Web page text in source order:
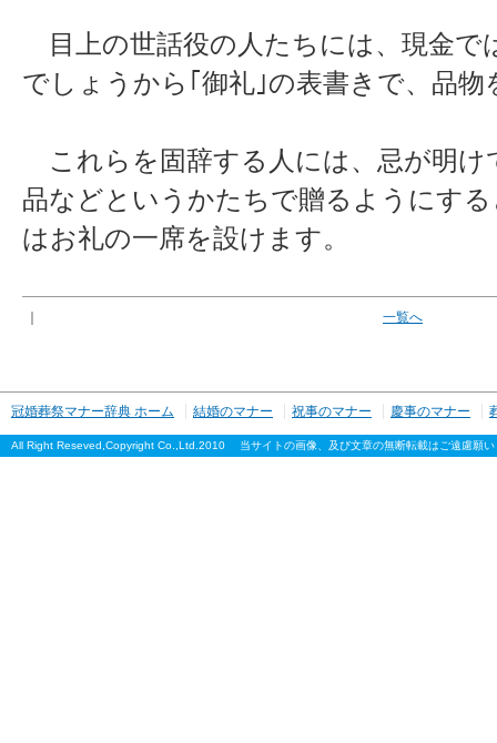
目上の世話役の人たちには、現金で
でしょうから｢御礼｣の表書きで、品物
これらを固辞する人には、忌が明け
品などというかたちで贈るようにす
はお礼の一席を設けます。
｜ 一覧へ
冠婚葬祭マナー辞典 ホーム 結婚のマナー 祝事のマナー 慶事のマナー
All Right Reseved,Copyright Co.,Ltd.2010 当サイトの画像、及び文章の無断転載はご遠慮願い